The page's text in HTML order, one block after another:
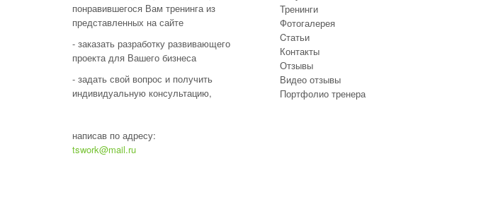
понравившегося Вам тренинга из
представленных на сайте
- заказать разработку развивающего
проекта для Вашего бизнеса
- задать свой вопрос и получить
индивидуальную консультацию,
написав по адресу:
tswork@mail.ru
Тренинги
Фотогалерея
Cтатьи
Контакты
Отзывы
Видео отзывы
Портфолио тренера